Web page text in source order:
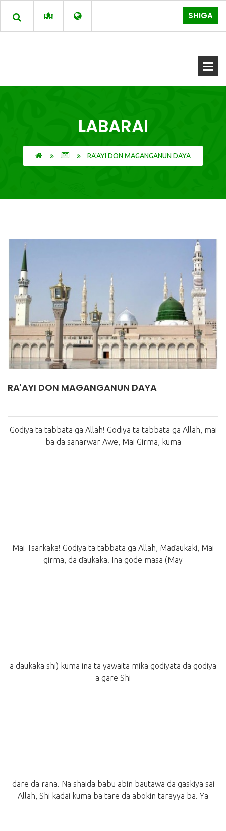
SHIGA
LABARAI
RA'AYI DON MAGANGANUN DAYA
RA'AYI DON MAGANGANUN DAYA
Godiya ta tabbata ga Allah! Godiya ta tabbata ga Allah, mai
ba da sanarwar Awe, Mai Girma, kuma
Mai Tsarkaka! Godiya ta tabbata ga Allah, Maɗaukaki, Mai
girma, da ɗaukaka. Ina gode masa (May
a daukaka shi) kuma ina ta yawaita mika godiyata da godiya
a gare Shi
dare da rana. Na shaida babu abin bautawa da gaskiya sai
Allah, Shi kadai kuma ba tare da abokin tarayya ba. Ya